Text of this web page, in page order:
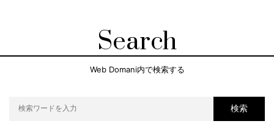
Search
Web Domani内で検索する
検索